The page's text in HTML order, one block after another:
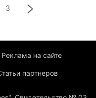
3
Реклама на сайте
партнеров